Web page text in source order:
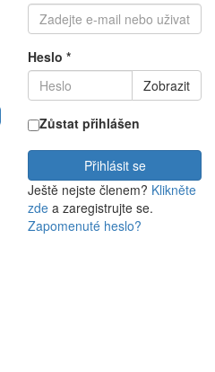
Heslo *
Zobrazit
Zůstat přihlášen
Přihlásit se
Ještě nejste členem? Klikněte
zde a zaregistrujte se.
Zapomenuté heslo?